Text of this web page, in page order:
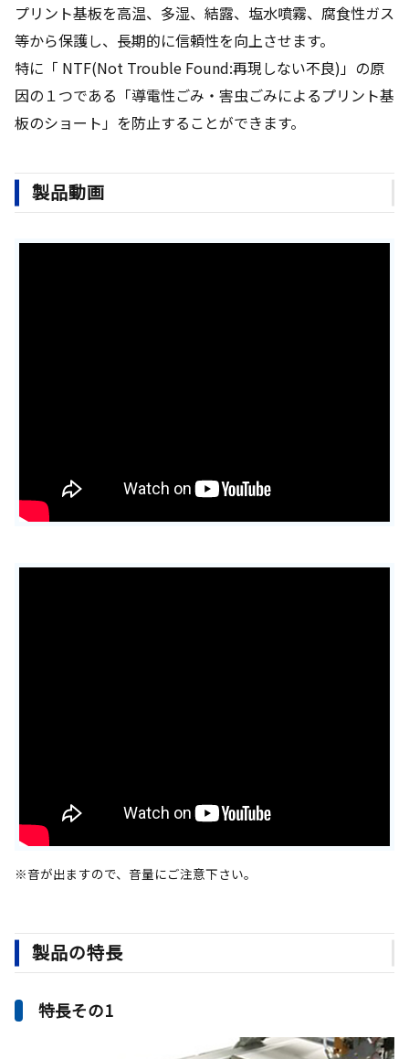
プリント基板を高温、多湿、結露、塩水噴霧、腐食性ガス
等から保護し、長期的に信頼性を向上させます。
特に「 NTF(Not Trouble Found:再現しない不良)」の原
因の１つである「導電性ごみ・害虫ごみによるプリント基
板のショート」を防止することができます。
製品動画
※音が出ますので、音量にご注意下さい。
製品の特長
特長その1